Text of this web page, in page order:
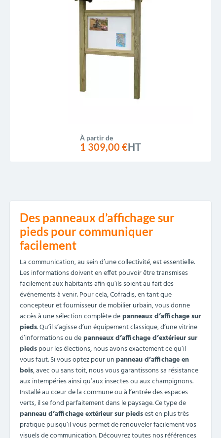
À partir de
1 309,00 €HT
Des panneaux d’affichage sur
pieds pour communiquer
facilement
La communication, au sein d’une collectivité, est essentielle.
Les informations doivent en effet pouvoir être transmises
facilement aux habitants afin qu’ils soient au fait des
événements à venir. Pour cela, Cofradis, en tant que
concepteur et fournisseur de mobilier urbain, vous donne
accès à une sélection complète depanneaux d’affichage sur
pieds. Qu’il s’agisse d’un équipement classique, d’une vitrine
d’informations ou depanneaux d’affichage d’extérieur sur
piedspour les élections, nous avons exactement ce qu’il
vous faut. Si vous optez pour unpanneau d’affichage en
bois, avec ou sans toit, nous vous garantissons sa résistance
aux intempéries ainsi qu’aux insectes ou aux champignons.
Installé au cœur de la commune ou à l’entrée des espaces
verts, il se fond parfaitement dans le paysage. Ce type de
panneau d’affichage extérieur sur piedsest en plus très
pratique puisqu’il vous permet de renouveler facilement vos